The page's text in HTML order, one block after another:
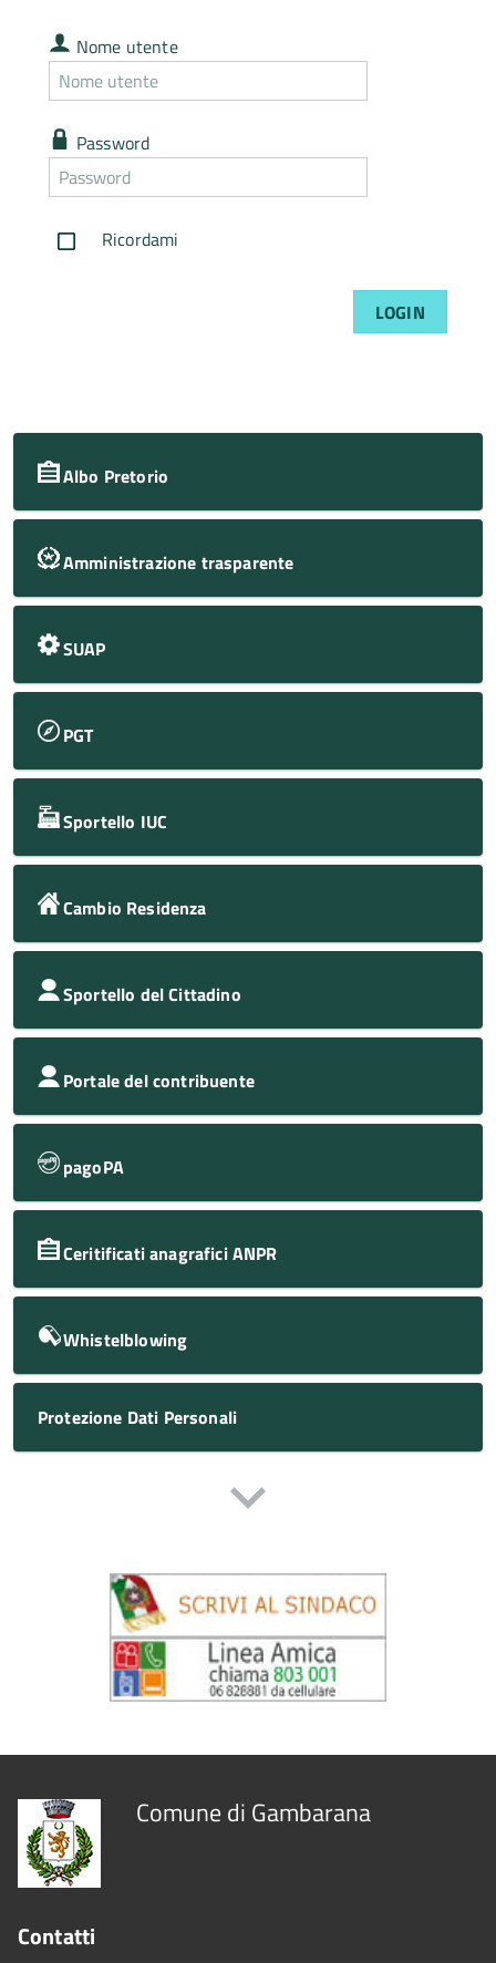
Nome
utente
Nome utente
Password
Password
Ricordami
LOGIN
Albo Pretorio
Amministrazione trasparente
SUAP
PGT
Sportello IUC
Cambio Residenza
Sportello del Cittadino
Portale del contribuente
pagoPA
Ceritificati anagrafici ANPR
Whistelblowing
Protezione Dati Personali
Comune di Gambarana
Contatti